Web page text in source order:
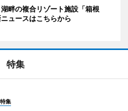
畔の複合リゾート施設「箱根
ュースはこちらから
特集
集